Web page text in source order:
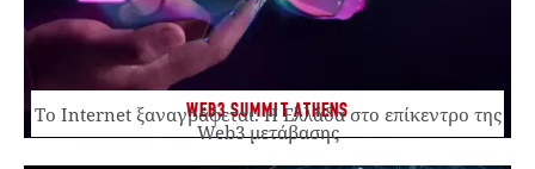
WEB3 SUMMIT ATHENS
Το Internet ξαναγράφεται. Η Ελλάδα στο επίκεντρο της
Web3 μετάβασης